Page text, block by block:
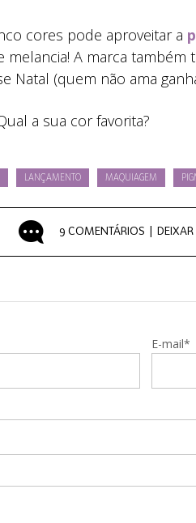
cores pode aproveitar a
melancia! A marca
Natal (quem não ama
a sua cor favorita?
LANÇAMENTO MAQUIAGEM
9 COMENTÁRIOS |
E-mail*